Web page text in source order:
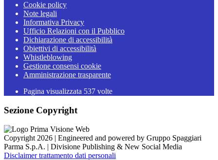
Cookie policy
Note legali
Informativa Privacy
Ufficio Relazioni con il Pubblico
Dichiarazione di accessibilità
Obiettivi di accessibilità
Whistleblowing
Gestione consensi cookie
Amministrazione trasparente
Pagina visualizzata 537 volte
Sezione Copyright
Copyright 2026 | Engineered and powered by Gruppo Spaggiari
Parma S.p.A. | Divisione Publishing & New Social Media
Disclaimer trattamento dati personali